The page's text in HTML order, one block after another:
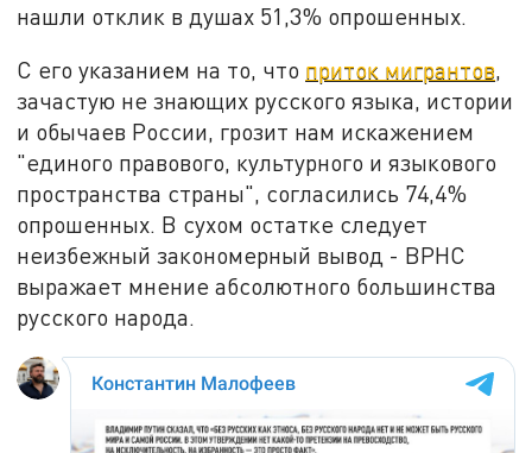
нашли отклик в душах 51,3% опрошенных.
С его указанием на то, что приток мигрантов,
зачастую не знающих русского языка, истории
и обычаев России, грозит нам искажением
"единого правового, культурного и языкового
пространства страны", согласились 74,4%
опрошенных. В сухом остатке следует
неизбежный закономерный вывод - ВРНС
выражает мнение абсолютного большинства
русского народа.